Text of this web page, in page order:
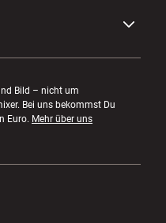
Bild – nicht um
Bei uns bekommst Du
Euro. Mehr über uns